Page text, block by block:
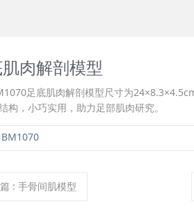
肉解剖模型
足底肌肉解剖模型尺寸为
构，小巧实用，助力足部肌肉研究。
BM1070
: 手骨间肌模型